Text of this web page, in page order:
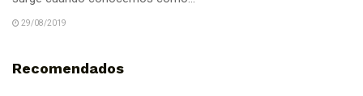
29/08/2019
Recomendados